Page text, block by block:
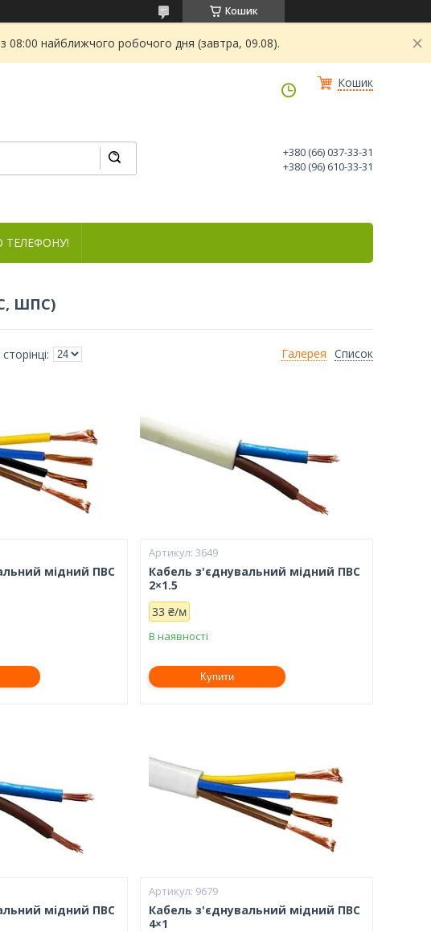
Кошик
08:00 найближчого робочого дня (завтра, 09.08).
Кошик
+380 (66) 037-33-31
+380 (96) 610-33-31
ТЕЛЕФОНУ!
ШПС)
Галерея Список
мідний ПВС
3649
Кабель з'єднувальний мідний ПВС
2×1.5
33 ₴/м
В наявності
Купити
мідний ПВС
9679
Кабель з'єднувальний мідний ПВС
4×1